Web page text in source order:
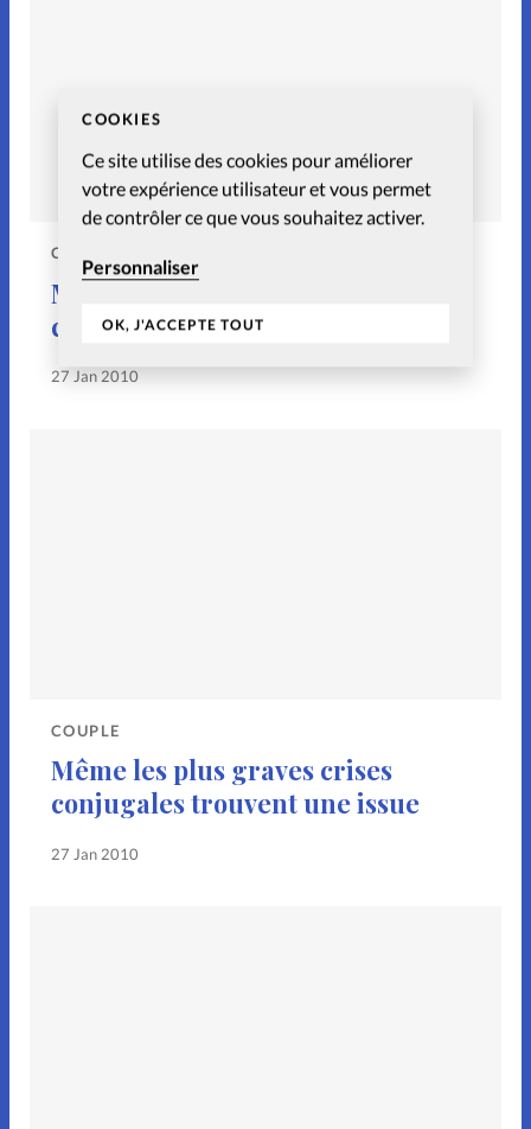
COOKIES
Ce site utilise des cookies pour améliorer
votre expérience utilisateur et vous permet
de contrôler ce que vous souhaitez activer.
Personnaliser
OK, J'ACCEPTE TOUT
COUPLE
Mon couple, ma foi – les
confessions de Roland Giraud
27 Jan 2010
COUPLE
Même les plus graves crises
conjugales trouvent une issue
27 Jan 2010